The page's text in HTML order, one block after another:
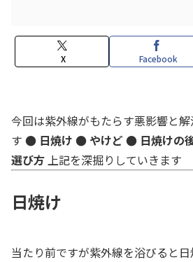
X Facebook
今回は紫外線がもたらす悪影響と
す ● 日焼け ● やけど● 日焼けの
選び方上記を深掘りしていきます
日焼け
当たり前ですが紫外線を浴びると